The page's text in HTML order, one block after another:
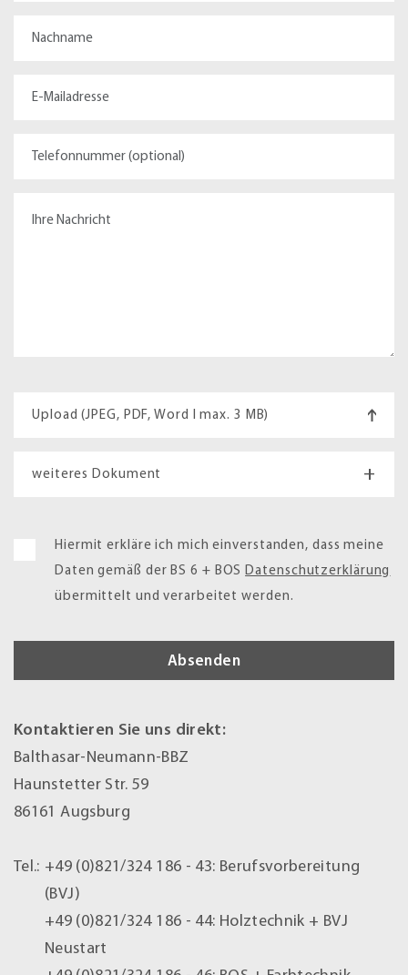
Upload (JPEG, PDF, Word I max. 3 MB)
weiteres Dokument +
Hiermit erkläre ich mich einverstanden, dass meine
Daten gemäß der BS 6 + BOS Datenschutzerklärung
übermittelt und verarbeitet werden.
Kontaktieren Sie uns direkt:
Balthasar-Neumann-BBZ
Haunstetter Str. 59
86161 Augsburg
Tel.: +49 (0)821/324 186 - 43: Berufsvorbereitung
(BVJ)
+49 (0)821/324 186 - 44: Holztechnik + BVJ
Neustart